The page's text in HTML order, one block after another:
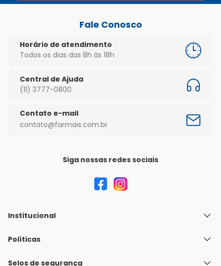
Fale Conosco
Horário de atendimento
Todos os dias das 8h às 18h
Central de Ajuda
(11) 3777-0800
Contato e-mail
contato@farmais.com.br
Siga nossas redes sociais
Institucional
Quem Somos
Políticas
Política de Envio
Selos de segurança